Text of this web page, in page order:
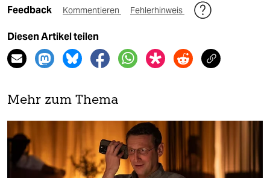
Feedback Kommentieren Fehlerhinweis
Diesen Artikel teilen
Mehr zum Thema